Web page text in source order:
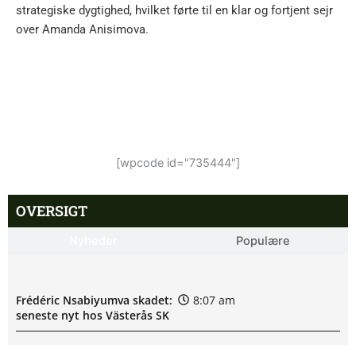
strategiske dygtighed, hvilket førte til en klar og fortjent sejr
over Amanda Anisimova.
[wpcode id="735444"]
OVERSIGT
Populære
Frédéric Nsabiyumva skadet:
seneste nyt hos Västerås SK
8:07 am